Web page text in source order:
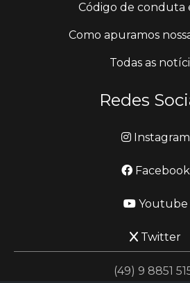
Código de conduta
Como apuramos
Todas as
Redes
Instagram
Facebook
Youtube
Twitter
(49) 9 8851